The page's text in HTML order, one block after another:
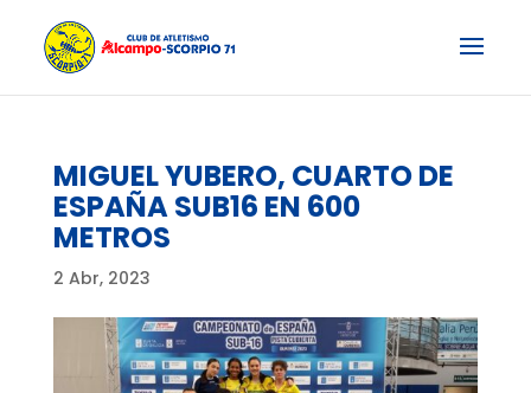
MIGUEL YUBERO, CUARTO DE
ESPAÑA SUB16 EN 600
METROS
2 Abr, 2023